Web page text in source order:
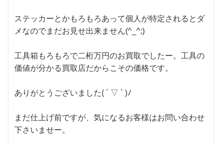
ステッカーとかもろもろあって個人が特定されるとダ
メなのでまだお見せ出来ません(^_^;)
工具箱もろもろで二桁万円のお買取でしたー。 工具の
価値が分かる買取店だからこその価格です。
ありがとうございました( ´ ▽ ` )ﾉ
まだ仕上げ前ですが、気になるお客様はお問い合わせ
下さいませー。